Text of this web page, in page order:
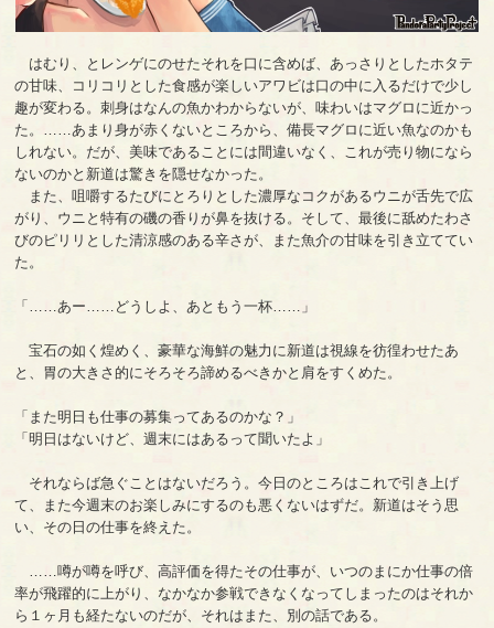
はむり、とレンゲにのせたそれを口に含めば、あっさりとしたホタテ
の甘味、コリコリとした食感が楽しいアワビは口の中に入るだけで少し
趣が変わる。刺身はなんの魚かわからないが、味わいはマグロに近かっ
た。……あまり身が赤くないところから、備長マグロに近い魚なのかも
しれない。だが、美味であることには間違いなく、これが売り物になら
ないのかと新道は驚きを隠せなかった。
また、咀嚼するたびにとろりとした濃厚なコクがあるウニが舌先で広
がり、ウニと特有の磯の香りが鼻を抜ける。そして、最後に舐めたわさ
びのピリリとした清涼感のある辛さが、また魚介の甘味を引き立ててい
た。
「……あー……どうしよ、あともう一杯……」
宝石の如く煌めく、豪華な海鮮の魅力に新道は視線を彷徨わせたあ
と、胃の大きさ的にそろそろ諦めるべきかと肩をすくめた。
「また明日も仕事の募集ってあるのかな？」
「明日はないけど、週末にはあるって聞いたよ」
それならば急ぐことはないだろう。今日のところはこれで引き上げ
て、また今週末のお楽しみにするのも悪くないはずだ。新道はそう思
い、その日の仕事を終えた。
……噂が噂を呼び、高評価を得たその仕事が、いつのまにか仕事の倍
率が飛躍的に上がり、なかなか参戦できなくなってしまったのはそれか
ら１ヶ月も経たないのだが、それはまた、別の話である。